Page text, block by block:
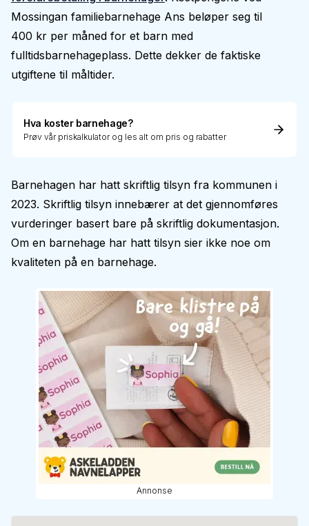
Mossingan familiebarnehage Ans beløper seg til
400 kr per måned for et barn med
fulltidsbarnehageplass. Dette dekker de faktiske
utgiftene til måltider.
Hva koster barnehage?
Prøv vår priskalkulator og les alt om pris og rabatter
Barnehagen har hatt skriftlig tilsyn fra kommunen i
2023. Skriftlig tilsyn innebærer at det gjennomføres
vurderinger basert bare på skriftlig dokumentasjon.
Om en barnehage har hatt tilsyn sier ikke noe om
kvaliteten på en barnehage.
Annonse